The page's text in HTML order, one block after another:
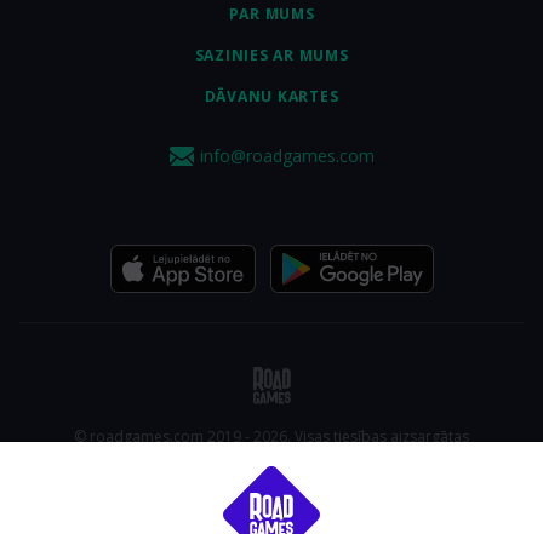
PAR MUMS
SAZINIES AR MUMS
DĀVANU KARTES
info@roadgames.com
© roadgames.com 2019 - 2026. Visas tiesības aizsargātas